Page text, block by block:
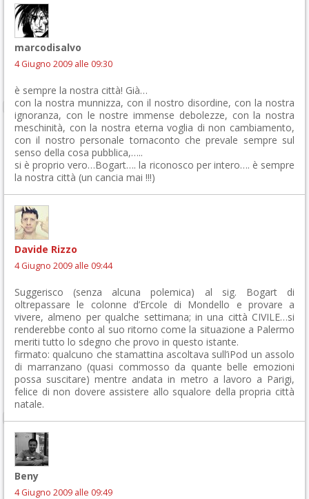
marcodisalvo
4 Giugno 2009 alle 09:30
è sempre la nostra città! Già…
con la nostra munnizza, con il nostro disordine, con la nostra
ignoranza, con le nostre immense debolezze, con la nostra
meschinità, con la nostra eterna voglia di non cambiamento,
con il nostro personale tornaconto che prevale sempre sul
senso della cosa pubblica,…..
si è proprio vero…Bogart…. la riconosco per intero…. è sempre
la nostra città (un cancia mai !!!)
Davide Rizzo
4 Giugno 2009 alle 09:44
Suggerisco (senza alcuna polemica) al sig. Bogart di
oltrepassare le colonne d’Ercole di Mondello e provare a
vivere, almeno per qualche settimana; in una città CIVILE…si
renderebbe conto al suo ritorno come la situazione a Palermo
meriti tutto lo sdegno che provo in questo istante.
firmato: qualcuno che stamattina ascoltava sull’iPod un assolo
di marranzano (quasi commosso da quante belle emozioni
possa suscitare) mentre andata in metro a lavoro a Parigi,
felice di non dovere assistere allo squalore della propria città
natale.
Beny
4 Giugno 2009 alle 09:49